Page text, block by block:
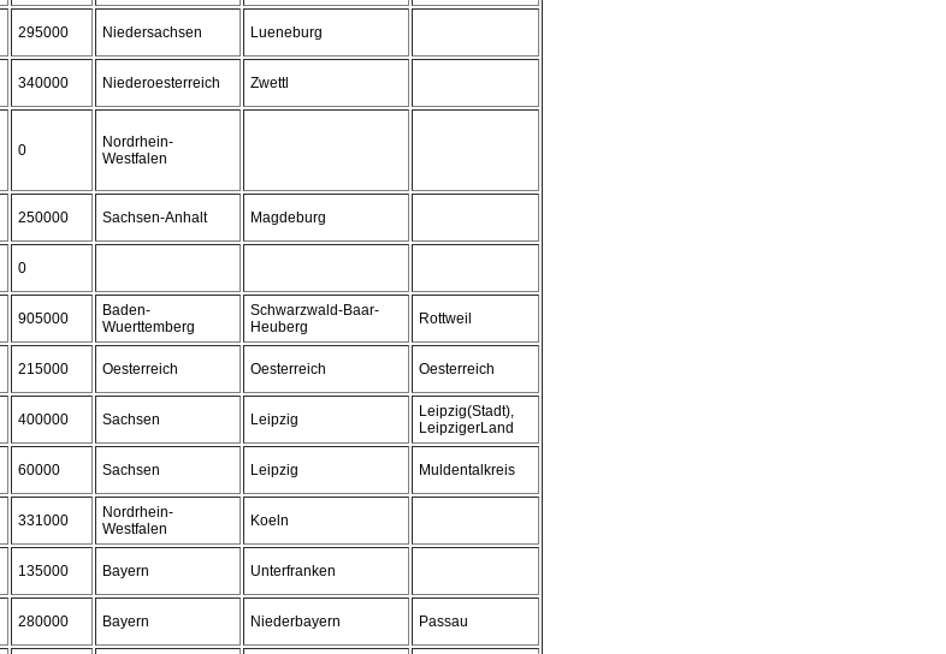
295000 Niedersachsen Lueneburg
340000 Niederoesterreich Zwettl
0
Nordrhein-
Westfalen
250000 Sachsen-Anhalt Magdeburg
0
905000
Baden-
Wuerttemberg
Schwarzwald-Baar-
Heuberg
Rottweil
215000 Oesterreich Oesterreich Oesterreich
400000 Sachsen Leipzig
Leipzig(Stadt),
LeipzigerLand
60000 Sachsen Leipzig Muldentalkreis
331000
Nordrhein-
Westfalen
Koeln
135000 Bayern Unterfranken
280000 Bayern Niederbayern Passau